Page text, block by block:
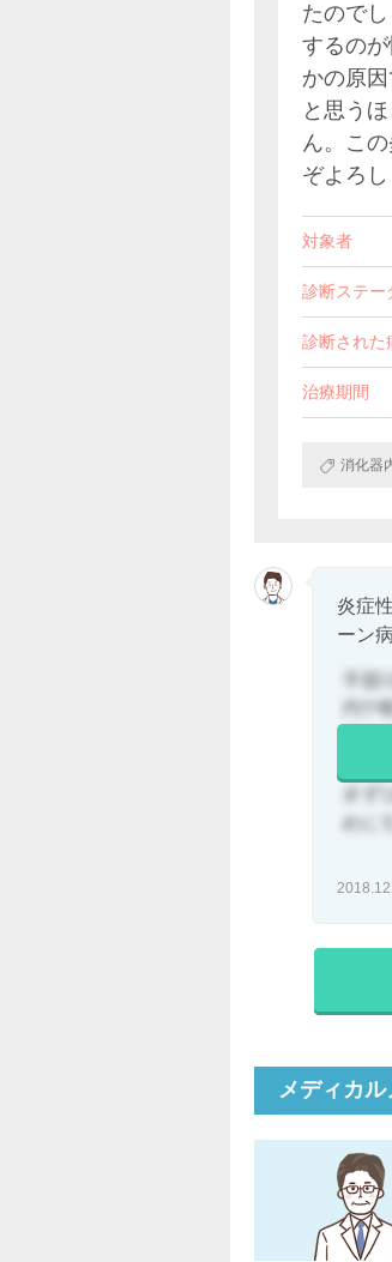
たので
するの
かの原
と思う
ん。こ
ぞよろし
対象者
診断ステー
診断された
治療期間
消化器
炎症
ーン
メディカ